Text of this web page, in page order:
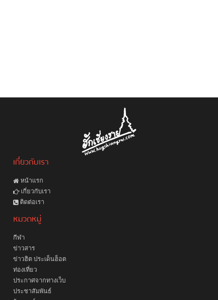
เกี่ยวกับเรา
หน้าแรก
เกี่ยวกับเรา
ติดต่อเรา
หมวดหมู่
กีฬา
ข่าวสาร
ข่าวฮิต ประเด็นฮ็อต
ท่องเที่ยว
ประกาศจากทางเว็บ
ประชาสัมพันธ์